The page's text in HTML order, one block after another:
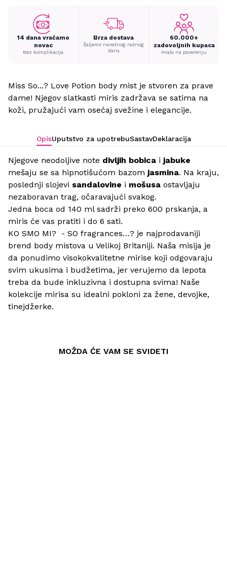
14 dana vraćamo
novac
Bez komplikacija
Brza dostava
Šaljemo narednog radnog
dana
60.000+
zadovoljnih kupaca
Hvala na poverenju
Miss So...? Love Potion body mist je stvoren za prave
dame! Njegov slatkasti miris zadržava se satima na
koži, pružajući vam osećaj svežine i elegancije.
OpisUputstvo za upotrebuSastavDeklaracija
Njegove neodoljive note divljih bobica i jabuke
mešaju se sa hipnotišućom bazom jasmina. Na kraju,
poslednji slojevi sandalovine i mošusa ostavljaju
nezaboravan trag, očaravajući svakog.
Jedna boca od 140 ml sadrži preko 600 prskanja, a
miris će vas pratiti i do 6 sati.
KO SMO MI? - SO fragrances…? je najprodavaniji
brend body mistova u Velikoj Britaniji. Naša misija je
da ponudimo visokokvalitetne mirise koji odgovaraju
svim ukusima i budžetima, jer verujemo da lepota
treba da bude inkluzivna i dostupna svima! Naše
kolekcije mirisa su idealni pokloni za žene, devojke,
tinejdžerke.
MOŽDA ĆE VAM SE SVIDETI